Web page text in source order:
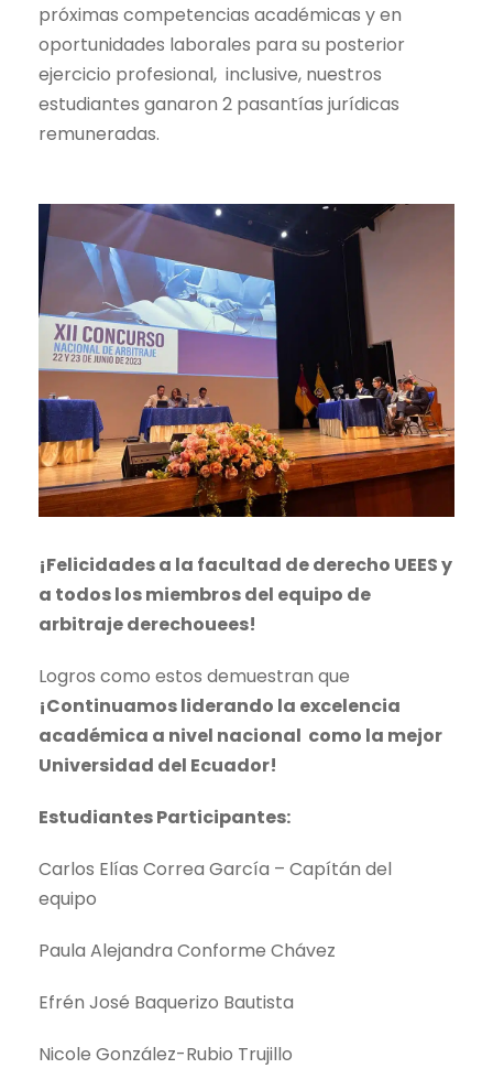
próximas competencias académicas y en
oportunidades laborales para su posterior
ejercicio profesional, inclusive, nuestros
estudiantes ganaron 2 pasantías jurídicas
remuneradas.
¡Felicidades a la facultad de derecho UEES y
a todos los miembros del equipo de
arbitraje derechouees!
Logros como estos demuestran que
¡Continuamos liderando la excelencia
académica a nivel nacional como la mejor
Universidad del Ecuador!
Estudiantes Participantes:
Carlos Elías Correa García – Capítán del
equipo
Paula Alejandra Conforme Chávez
Efrén José Baquerizo Bautista
Nicole González-Rubio Trujillo